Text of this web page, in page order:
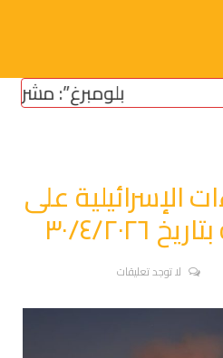
“بلومبرغ”: مشروع
الإسرائيلية على
٤/٢٠٢٦
لا توجد تعليقات